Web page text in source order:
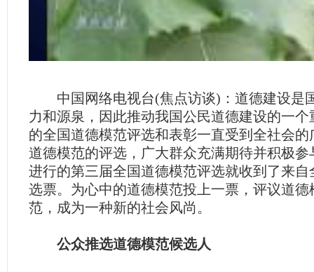
中国网络电视台(焦点访谈)：道德建设是
力和源泉，因此推动我国公民道德建设的一
的全国道德模范评选和表彰一直受到全社会
道德模范的评选，广大群众充满期待并积极
进行的第三届全国道德模范评选就收到了来自
选票。为心中的道德模范投上一票，评议道
范，成为一种新的社会风尚。
公众推选道德模范候选人